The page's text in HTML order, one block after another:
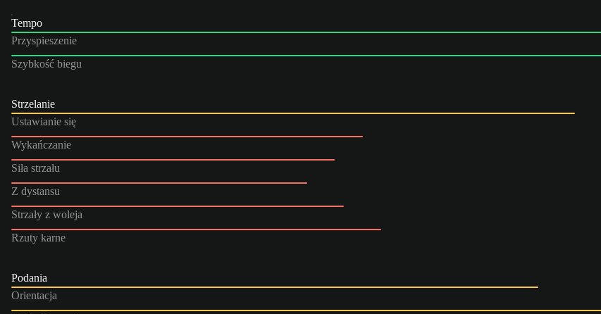
Tempo
Przyspieszenie
Szybkość biegu
Strzelanie
Ustawianie się
Wykańczanie
Siła strzału
Z dystansu
Strzały z woleja
Rzuty karne
Podania
Orientacja